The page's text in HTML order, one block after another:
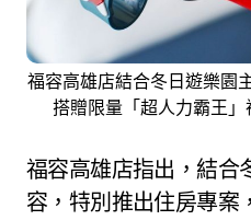
福容高雄店結合冬日遊樂園
搭贈限量「超人力霸王」
福容高雄店指出，結合
容，特別推出住房專案